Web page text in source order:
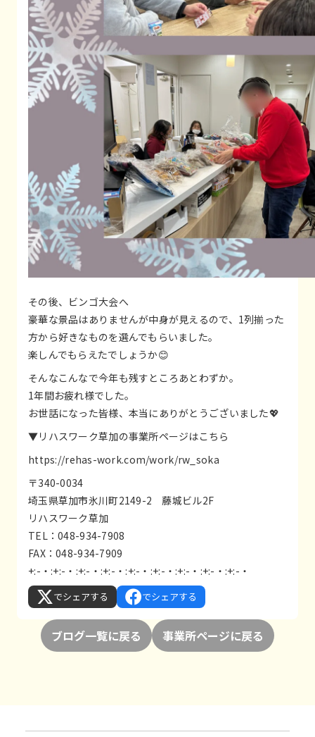
その後、ビンゴ大会へ
豪華な景品はありませんが中身が見えるので、1列揃った
方から好きなものを選んでもらいました。
楽しんでもらえたでしょうか😊
そんなこんなで今年も残すところあとわずか。
1年間お疲れ様でした。
お世話になった皆様、本当にありがとうございました💖
▼リハスワーク草加の事業所ページはこちら
https://rehas-work.com/work/rw_soka
〒340-0034
埼玉県草加市氷川町2149-2 藤城ビル2F
リハスワーク草加
TEL：048-934-7908
FAX：048-934-7909
+:-・:+:-・:+:-・:+:-・:+:-・:+:-・:+:-・:+:-・:+:-・
でシェアする でシェアする
ブログ一覧に戻る 事業所ページに戻る